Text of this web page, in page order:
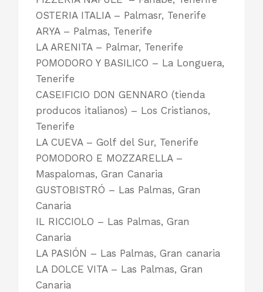
OSTERIA ITALIA – Palmasr, Tenerife
ARYA – Palmas, Tenerife
LA ARENITA – Palmar, Tenerife
POMODORO Y BASILICO – La Longuera,
Tenerife
CASEIFICIO DON GENNARO (tienda
producos italianos) – Los Cristianos,
Tenerife
LA CUEVA – Golf del Sur, Tenerife
POMODORO E MOZZARELLA –
Maspalomas, Gran Canaria
GUSTOBISTRÓ – Las Palmas, Gran
Canaria
IL RICCIOLO – Las Palmas, Gran
Canaria
LA PASIÓN – Las Palmas, Gran canaria
LA DOLCE VITA – Las Palmas, Gran
Canaria